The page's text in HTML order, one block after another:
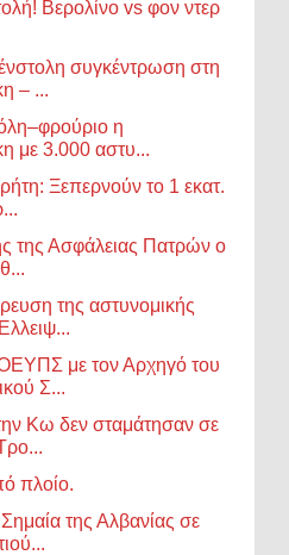
Βερολίνο vs φον ντερ
συγκέντρωση στη
– ...
η
με 3.000 αστυ...
Ξεπερνούν το 1 εκατ.
της Ασφάλειας Πατρών ο
της αστυνομικής
με τον Αρχηγό του
Σ...
Κω δεν σταμάτησαν σε
πλοίο.
της Αλβανίας σε